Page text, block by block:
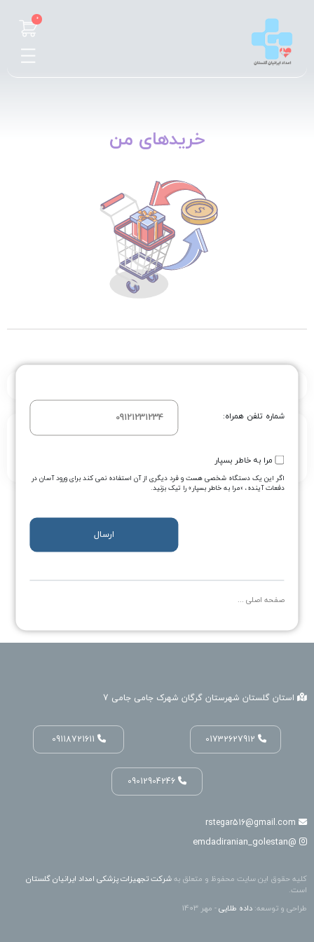
شماره تلفن همراه:
مرا به خاطر بسپار
اگر این یک دستگاه شخصی هست و فرد دیگری از آن استفاده نمی کند برای ورود آسان در
دفعات آینده، «مرا به خاطر بسپار» را تیک بزنید.
ارسال
صفحه اصلی ...
0
خریدهای من
را از طریق فرم باز شده در همین جا برای ما ارسال نمایید.
استان گلستان شهرستان گرگان شهرک جامی جامی 7
@emdadiranian_golestan
کلیه حقوق این سایت محفوظ و متعلق به شرکت تجهیزات پزشکی امداد ایرانیان گلستان
است.
طراحی و توسعه: داده طلایی - مهر 1403